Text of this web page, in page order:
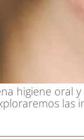
higiene oral
las